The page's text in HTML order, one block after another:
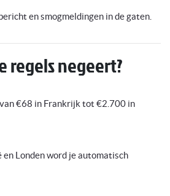
en smogmeldingen in de gaten.
regels negeert?
van €68 in Frankrijk tot €2.700 in
en Londen word je automatisch